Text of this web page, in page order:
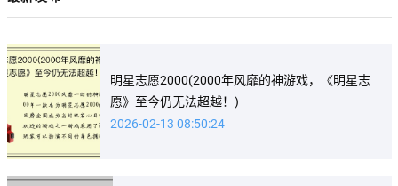
明星志愿2000(2000年风靡的神游戏，《明星志
愿》至今仍无法超越！)
2026-02-13 08:50:24